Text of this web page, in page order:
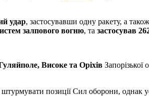
удар, застосувавши одну ракету, а також
залпового вогню, та застосував
Високе та Оріхів Запорізької
позиції Сил оборони, однак